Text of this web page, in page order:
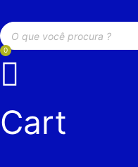
Pesquisar
produtos
0
Cart